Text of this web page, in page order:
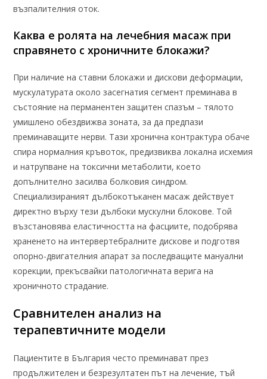
възпалителния оток.
Каква е ролята на лечебния масаж при
справянето с хроничните блокажи?
При наличие на ставни блокажи и дискови деформации,
мускулатурата около засегнатия сегмент преминава в
състояние на перманентен защитен спазъм – тялото
умишлено обездвижва зоната, за да предпази
преминаващите нерви. Тази хронична контрактура обаче
спира нормалния кръвоток, предизвиква локална исхемия
и натрупване на токсични метаболити, което
допълнително засилва болковия синдром.
Специализираният дълбокотъканен масаж действует
директно върху тези дълбоки мускулни блокове. Той
възстановява еластичността на фасциите, подобрява
храненето на интервертебралните дискове и подготвя
опорно-двигателния апарат за последващите мануални
корекции, прекъсвайки патологичната верига на
хроничното страдание.
Сравнителен анализ на
терапевтичните модели
Пациентите в България често преминават през
продължителен и безрезултатен път на лечение, тъй